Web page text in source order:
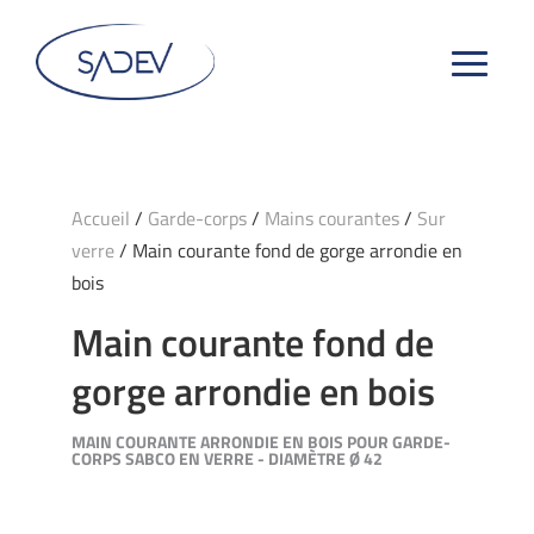
Accueil / Garde-corps/ Mains courantes/ Sur
verre/ Main courante fond de gorge arrondie en
bois
Main courante fond de
gorge arrondie en bois
MAIN COURANTE ARRONDIE EN BOIS POUR GARDE-
CORPS SABCO EN VERRE - DIAMÈTRE Ø 42